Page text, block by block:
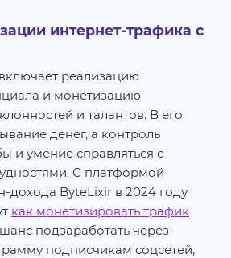
интернет-трафика с
реализацию
и монетизацию
и талантов. В его
денег, а контроль
и умение справляться с
С платформой
дохода ByteLixir в 2024 году
как монетизировать трафик
подзаработать через
подписчикам соцсетей,